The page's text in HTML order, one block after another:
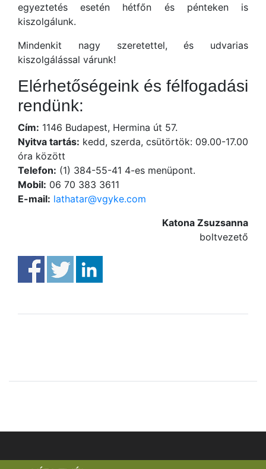
egyeztetés esetén hétfőn és pénteken is
kiszolgálunk.
Mindenkit nagy szeretettel, és udvarias
kiszolgálással várunk!
Elérhetőségeink és félfogadási
rendünk:
Cím: 1146 Budapest, Hermina út 57.
Nyitva tartás: kedd, szerda, csütörtök: 09.00-17.00
óra között
Telefon: (1) 384-55-41 4-es menüpont.
Mobil: 06 70 383 3611
E-mail: lathatar@vgyke.com
Katona Zsuzsanna
boltvezető